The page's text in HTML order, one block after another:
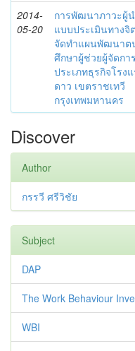
2014-
05-20
การพัฒนาภาวะผู้
แบบประเมินทางจิ
จัดทำแผนพัฒนาต
ศึกษาผู้ช่วยผู้จัดกา
ประเภทธุรกิจโรง
ดาว เขตราชเทวี
กรุงเทพมหานคร
Discover
Author
กรรวี ศรีวิชัย
Subject
DAP
The Work Behaviour
WBI